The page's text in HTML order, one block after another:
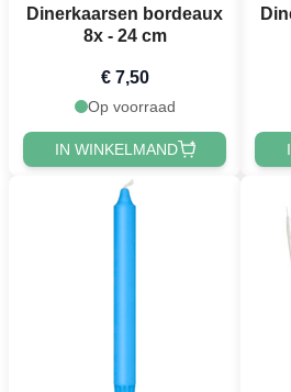
Dinerkaarsen bordeaux
8x - 24 cm
€ 7,50
Op voorraad
IN WINKELMAND